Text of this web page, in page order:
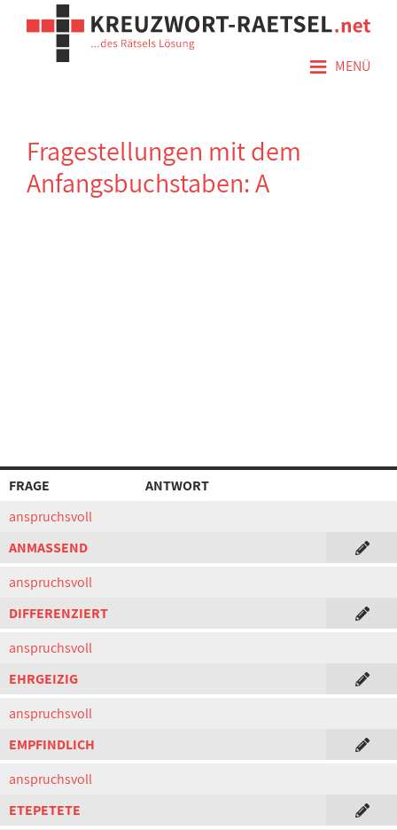
≡ MENÜ
Fragestellungen mit dem
Anfangsbuchstaben: A
FRAGE
ANTWORT
anspruchsvoll
ANMASSEND
anspruchsvoll
DIFFERENZIERT
anspruchsvoll
EHRGEIZIG
anspruchsvoll
EMPFINDLICH
anspruchsvoll
ETEPETETE